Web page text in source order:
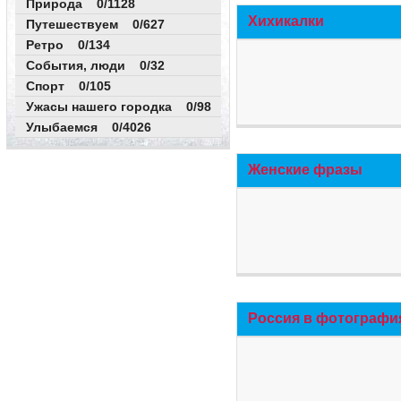
Природа 0/1128
Путешествуем 0/627
Ретро 0/134
События, люди 0/32
Спорт 0/105
Ужасы нашего городка 0/98
Улыбаемся 0/4026
Хихикалки
Женские фразы
Россия в